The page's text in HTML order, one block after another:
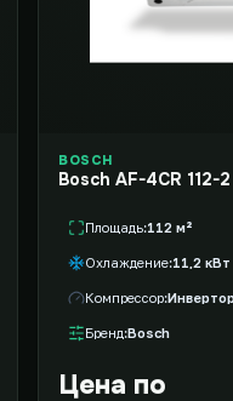
BOSCH
Bosch AF-4CR 112-
Площадь 112 м²
Охлаждение 11,2 кВт
Компрессор
Бренд Bosch
Цена по